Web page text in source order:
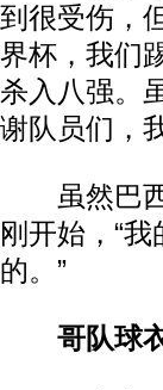
到很受伤，
界杯，我们
杀入八强。
谢队员们，
虽然巴西
刚开始，“
的。”
哥队球